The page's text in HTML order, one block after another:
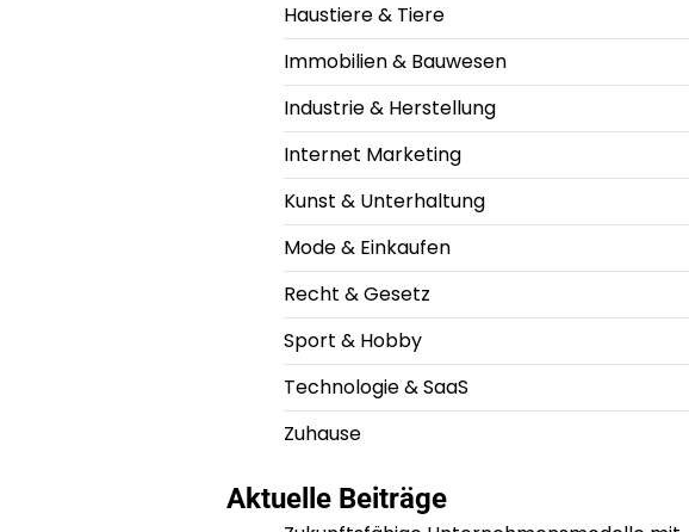
Haustiere & Tiere
Immobilien & Bauwesen
Industrie & Herstellung
Internet Marketing
Kunst & Unterhaltung
Mode & Einkaufen
Recht & Gesetz
Sport & Hobby
Technologie & SaaS
Zuhause
Aktuelle Beiträge